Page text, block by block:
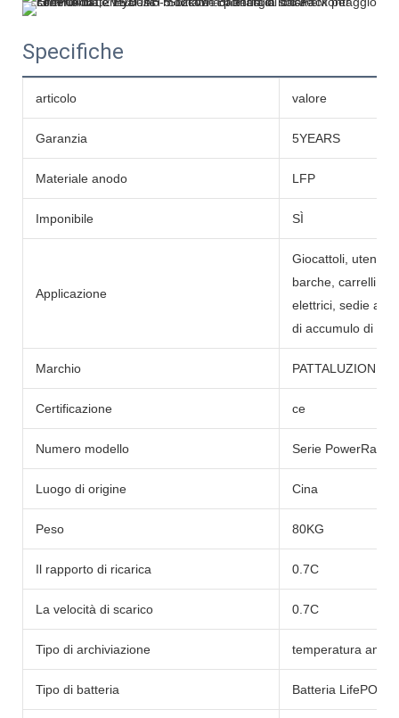
Specifiche
articolo valore
Garanzia 5YEARS
Materiale anodo LFP
Imponibile SÌ
Applicazione
Giocattoli, utensili
barche, carrelli da
elettrici, sedie a
di accumulo di
Marchio PATTALUZIONE
Certificazione ce
Numero modello Serie PowerRack
Luogo di origine Cina
Peso 80KG
Il rapporto di ricarica 0.7C
La velocità di scarico 0.7C
Tipo di archiviazione temperatura
Tipo di batteria Batteria LifePO4/